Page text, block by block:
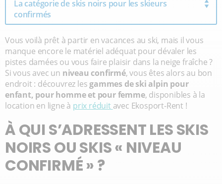
La catégorie de skis noirs pour les skieurs
confirmés
Vous voilà prêt à partir en vacances au ski, mais il vous
manque encore le matériel adéquat pour dévaler les
pistes damées ou vous faire plaisir dans la neige fraîche ?
Si vous avec un niveau confirmé, vous êtes alors au bon
endroit : découvrez les gammes de ski alpin pour
enfant, pour homme et pour femme, disponibles à la
location en ligne à prix réduit avec Ekosport-Rent !
À QUI S’ADRESSENT LES SKIS
NOIRS OU SKIS « NIVEAU
CONFIRMÉ » ?